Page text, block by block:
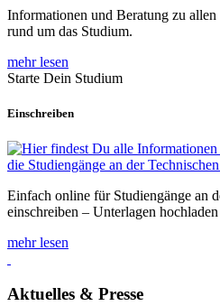
Informationen und Beratung zu
rund um das Studium.
mehr lesen
Starte Dein Studium
Einschreiben
Einfach online für Studiengänge an
einschreiben – Unterlagen
mehr lesen
Aktuelles & Presse